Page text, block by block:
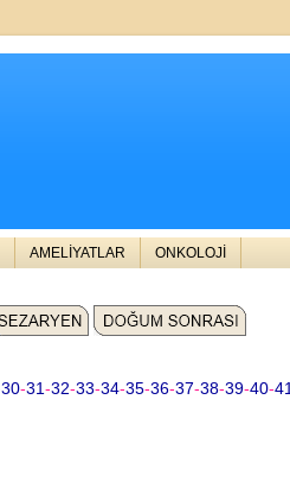
AMELİYATLAR ONKOLOJİ
30-31 -32-33-34-35-36-37-38-39-40-41